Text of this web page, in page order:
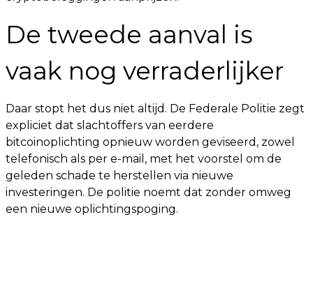
De tweede aanval is
vaak nog verraderlijker
Daar stopt het dus niet altijd. De Federale Politie zegt
expliciet dat slachtoffers van eerdere
bitcoinoplichting opnieuw worden geviseerd, zowel
telefonisch als per e-mail, met het voorstel om de
geleden schade te herstellen via nieuwe
investeringen. De politie noemt dat zonder omweg
een nieuwe oplichtingspoging.